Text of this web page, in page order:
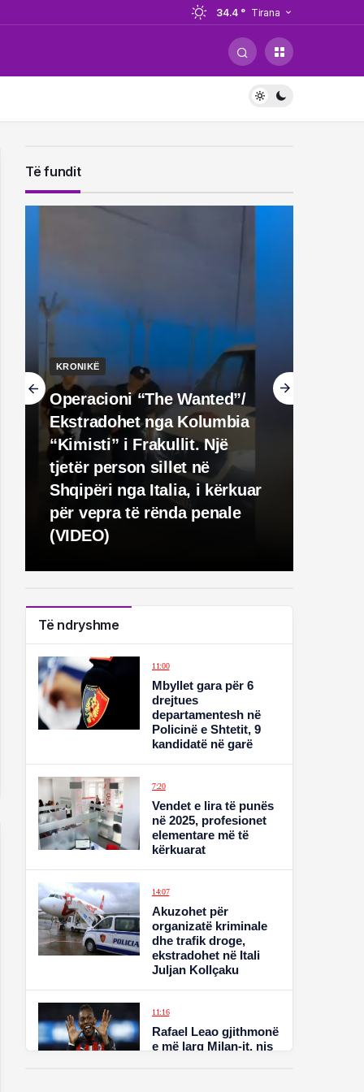
34.4 ° Tirana
Të fundit
KRONIKË
Operacioni “The Wanted”/
Ekstradohet nga Kolumbia
“Kimisti” i Frakullit. Një
tjetër person sillet në
Shqipëri nga Italia, i kërkuar
për vepra të rënda penale
(VIDEO)
Të ndryshme
11:00
Mbyllet gara për 6
drejtues
departamentesh në
Policinë e Shtetit, 9
kandidatë në garë
7:20
Vendet e lira të punës
në 2025, profesionet
elementare më të
kërkuarat
14:07
Akuzohet për
organizatë kriminale
dhe trafik droge,
ekstradohet në Itali
Juljan Kollçaku
11:16
Rafael Leao gjithmonë
e më larg Milan-it, nis